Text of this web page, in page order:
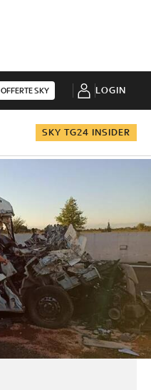
OFFERTE SKY LOGIN
SKY TG24 INSIDER